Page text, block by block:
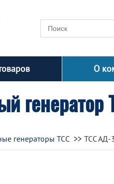
О
генераторы ТСС ТСС АД-